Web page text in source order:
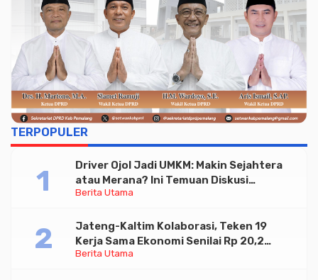
TERPOPULER
Berita Utama
Driver Ojol Jadi UMKM: Makin Sejahtera
atau Merana? Ini Temuan Diskusi
Paramadina
Berita Utama
Jateng-Kaltim Kolaborasi, Teken 19
Kerja Sama Ekonomi Senilai Rp 20,2
Triliun